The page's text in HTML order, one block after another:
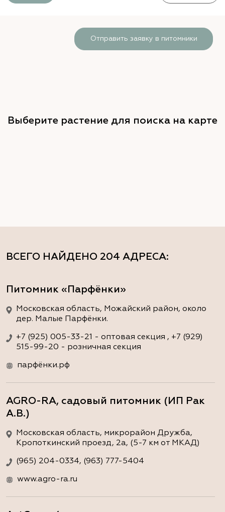
ВСЕГО НАЙДЕНО 204 АДРЕСА:
Питомник «Парфёнки»
Московская область, Можайский район, около
дер. Малые Парфёнки.
+7 (925) 005-33-21 - оптовая секция , +7 (929)
515-99-20 - розничная секция
парфёнки.рф
AGRO-RA, садовый питомник (ИП Рак
А.В.)
Московская область, микрорайон Дружба,
Кропоткинский проезд, 2а, (5-7 км от МКАД)
(965) 204-0334, (963) 777-5404
www.agro-ra.ru
Отправить заявку в питомники
Выберите растение для поиска на карте